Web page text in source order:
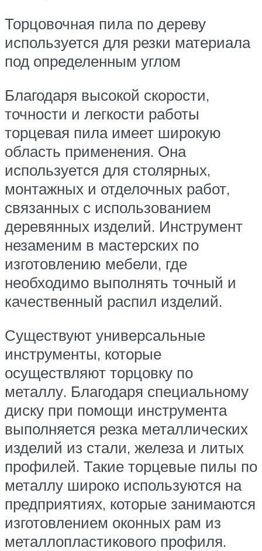
Торцовочная пила по дереву
используется для резки материала
под определенным углом
Благодаря высокой скорости,
точности и легкости работы
торцевая пила имеет широкую
область применения. Она
используется для столярных,
монтажных и отделочных работ,
связанных с использованием
деревянных изделий. Инструмент
незаменим в мастерских по
изготовлению мебели, где
необходимо выполнять точный и
качественный распил изделий.
Существуют универсальные
инструменты, которые
осуществляют торцовку по
металлу. Благодаря специальному
диску при помощи инструмента
выполняется резка металлических
изделий из стали, железа и литых
профилей. Такие торцевые пилы по
металлу широко используются на
предприятиях, которые занимаются
изготовлением оконных рам из
металлопластикового профиля.